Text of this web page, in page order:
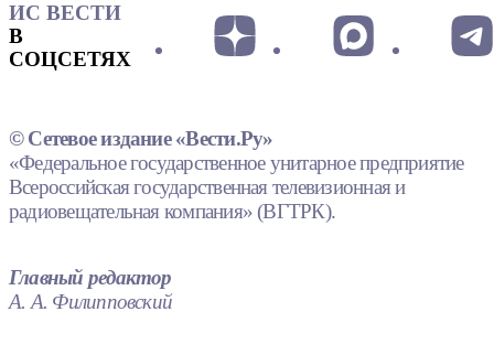
ИС ВЕСТИ
В
СОЦСЕТЯХ
© Сетевое издание «Вести.Ру»
«Федеральное государственное унитарное предприятие
Всероссийская государственная телевизионная и
радиовещательная компания» (ВГТРК).
Главный редактор
А. А. Филипповский